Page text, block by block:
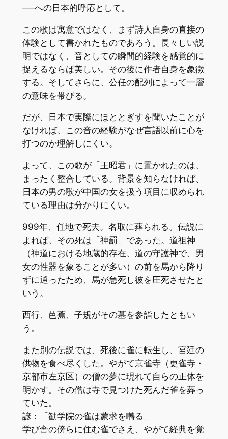
──への日本的呼応として。
この歌は寓意ではなく、まず詩人自身の直接の
体験として書かれたものであろう。長々しい説
明ではなく、音としての瞬間的経験を感覚的に
捉えるならば美しい。その後に作者自身を象徴
する。そしてさらに、公任の配列によって一層
の意味を帯びる。
だが、日本で実際にほととぎすを聞いたことが
なければ、この音の経験がなぜ言語以前に心を
打つのか理解しにくい。
よって、この歌が「王昭君」に置かれたのは、
まったく整合している。背景を知らなければ、
日本の男の歌が中国の女を扱う項目に収められ
ている理由は分かりにくい。
999年、任地で死去。名取に葬られる。伝説に
よれば、その死は「神罰」であった。道祖神
（神道における地蔵的存在、道の守護神で、男
女の性器を象ることが多い）の前を馬から降り
ずに通ったため、馬が急死し彼を圧死させたと
いう。
西行、芭蕉、子規がその墓を参詣したともい
う。
また別の伝説では、死後に雀に転生し、宮廷の
供物を食べ尽くした。やがて京雀寺（更雀寺・
京都市左京区）の僧の夢に現れて自らの正体を
明かす。その僧は寺で見つけた死んだ雀を葬っ
ていた。
諺：「勧学院の雀は蒙求を囀る」
学び舎の傍らに住む雀でさえ、やがて経典を覚